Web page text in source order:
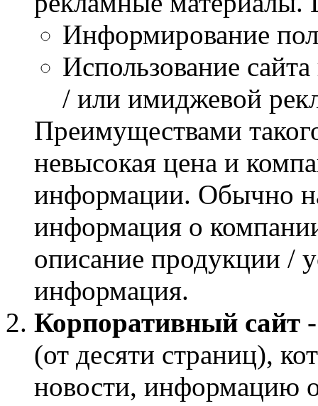
Информирование
Использование
/ или имиджевой
Преимуществами
невысокая цена и
информации. Обычно на
информация о
описание продукции /
информация.
Корпоративный сайт
(от десяти страниц),
новости, информацию